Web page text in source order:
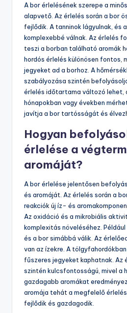
A bor érlelésének szerepe a
alapvető. Az érlelés során a bor
fejlődik. A tanninok lágyulnak, és
komplexebbé válnak. Az érlelés
teszi a borban található aromák
hordós érlelés különösen fontos,
jegyeket ad a borhoz. A
szabályozása szintén
érlelés időtartama változó lehet,
hónapokban vagy években
javítja a bor tartósságát és
Hogyan
érlelése a
aromáját?
A bor érlelése jelentősen
és aromáját. Az érlelés során a
reakciók új íz- és
Az oxidáció és a mikrobiális
komplexitás növeléséhez. Például
és a bor simábbá válik. Az
van az ízekre. A
fűszeres jegyeket kaphatnak. Az
szintén kulcsfontosságú, mivel a
gazdagabb aromákat
aromája tehát a megfelelő
fejlődik és gazdagodik.